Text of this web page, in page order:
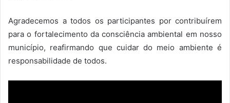
Agradecemos a todos os participantes por contribuírem
para o fortalecimento da consciência ambiental em nosso
município, reafirmando que cuidar do meio ambiente é
responsabilidade de todos.